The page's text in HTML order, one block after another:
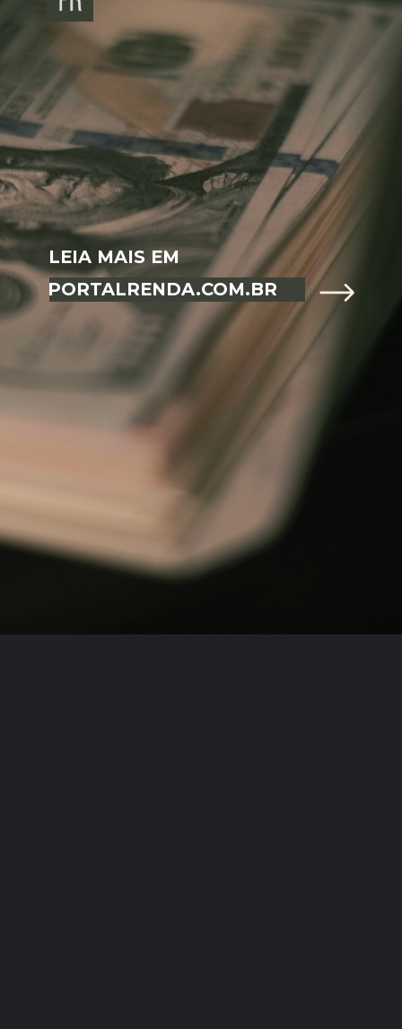
LEIA MAIS EM
PORTALRENDA.COM.BR